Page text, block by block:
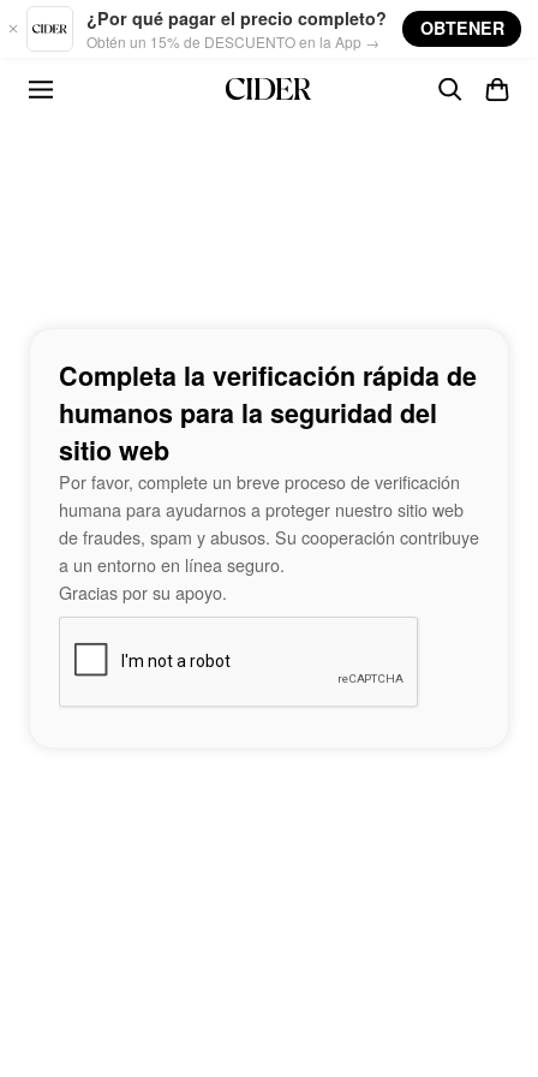
Skip to main content
¿Por qué pagar el precio completo?
Obtén un 15% de DESCUENTO en la App →
OBTENER
Completa la verificación rápida de
humanos para la seguridad del
sitio web
Por favor, complete un breve proceso de verificación
humana para ayudarnos a proteger nuestro sitio web
de fraudes, spam y abusos. Su cooperación contribuye
a un entorno en línea seguro.
Gracias por su apoyo.